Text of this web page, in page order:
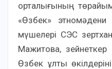
орталығының
«Өзбек»
мүшелері СЭС
Мажитова,
Өзбек ұлты